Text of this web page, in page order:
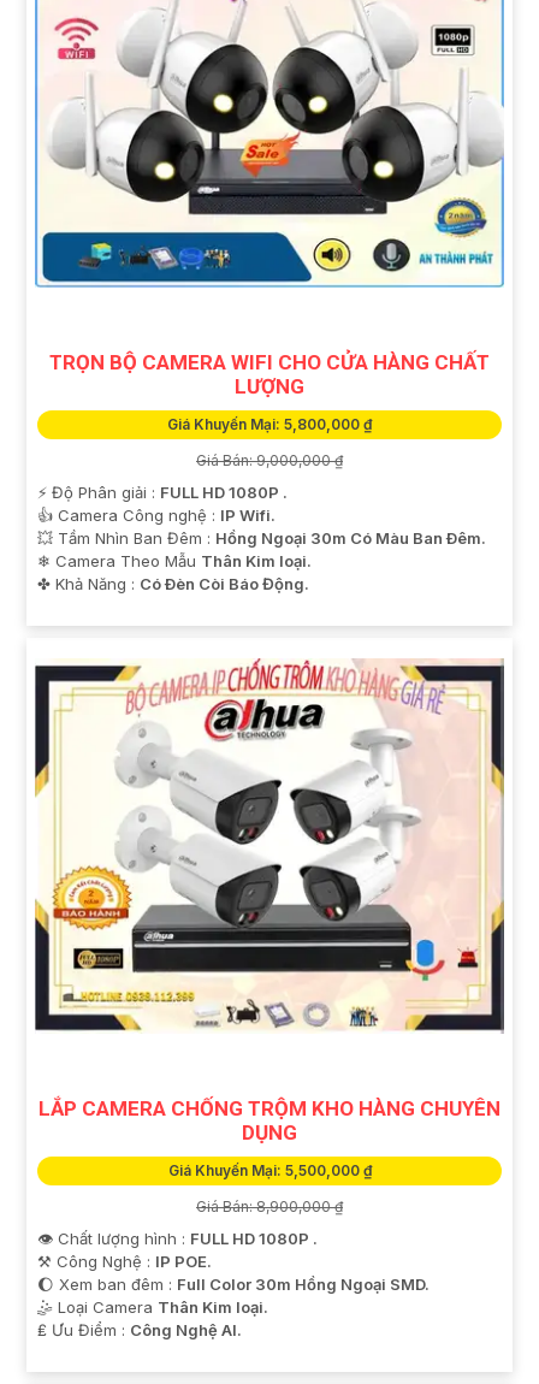
TRỌN BỘ CAMERA WIFI CHO CỬA HÀNG CHẤT
LƯỢNG
Giá Khuyến Mại: 5,800,000 ₫
Giá Bán: 9,000,000 ₫
️⚡ Độ Phân giải : FULL HD 1080P .
👍 Camera Công nghệ : IP Wifi.
💥 Tầm Nhìn Ban Đêm : Hồng Ngoại 30m Có Màu Ban Ðêm.
❄ Camera Theo Mẫu Thân Kim loại.
️✤ Khả Năng : Có Ðèn Còi Báo Động.
LẮP CAMERA CHỐNG TRỘM KHO HÀNG CHUYÊN
DỤNG
Giá Khuyến Mại: 5,500,000 ₫
Giá Bán: 8,900,000 ₫
👁 Chất lượng hình : FULL HD 1080P .
⚒ Công Nghệ : IP POE.
🌔 Xem ban đêm : Full Color 30m Hồng Ngoại SMD.
🤹 Loại Camera Thân Kim loại.
️₤ Ưu Điểm : Công Nghệ AI.